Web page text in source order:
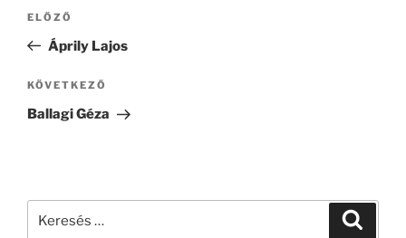
Bejegyzés
navigáció
Korábbi
bejegyzés
ELŐZŐ
Áprily Lajos
Következő
bejegyzés
KÖVETKEZŐ
Ballagi Géza